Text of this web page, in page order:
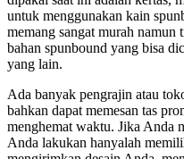
untuk menggunakan kain
memang sangat murah namun
bahan spunbound yang bisa
yang lain.
Ada banyak pengrajin atau
bahkan dapat memesan tas
menghemat waktu. Jika Anda
Anda lakukan hanyalah